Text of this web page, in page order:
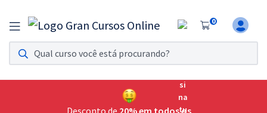
0
Assinatura Ilimitada 11
Acesso a todos os cursos. Teste grátis por 7 dias!
Assinatura OAB Até Passar
Acesso ilimitado a toda preparação para o Exame da
Desconto de 20% em todos os